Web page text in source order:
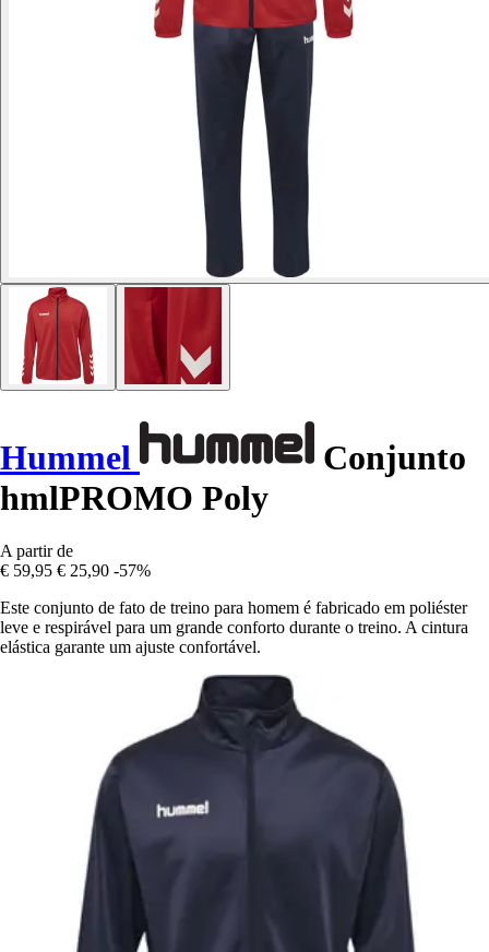
Hummel
Conjunto
hmlPROMO Poly
A partir de
€ 59,95 € 25,90 -57%
Este conjunto de fato de treino para homem é fabricado em poliéster
leve e respirável para um grande conforto durante o treino. A cintura
elástica garante um ajuste confortável.